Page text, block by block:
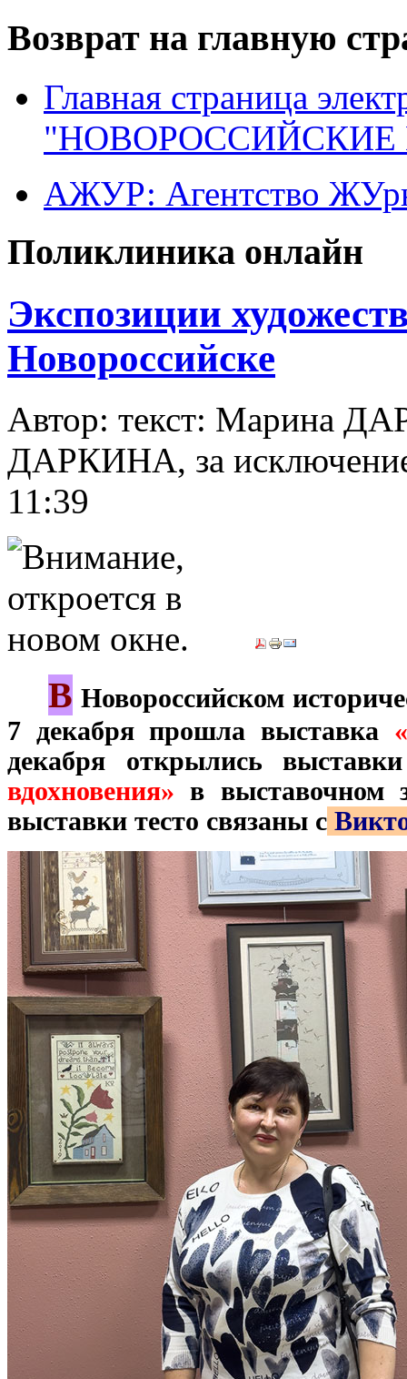
Возврат на главную
Главная страница
"НОВОРОССИЙСКИЕ
АЖУР: Агентство
Поликлиника онлайн
Экспозиции
Новороссийске
Автор: текст: Марина
ДАРКИНА, за
11:39
В Новороссийском
7 декабря прошла выставка
декабря открылись
вдохновения» в выставочном
выставки тесто связаны с